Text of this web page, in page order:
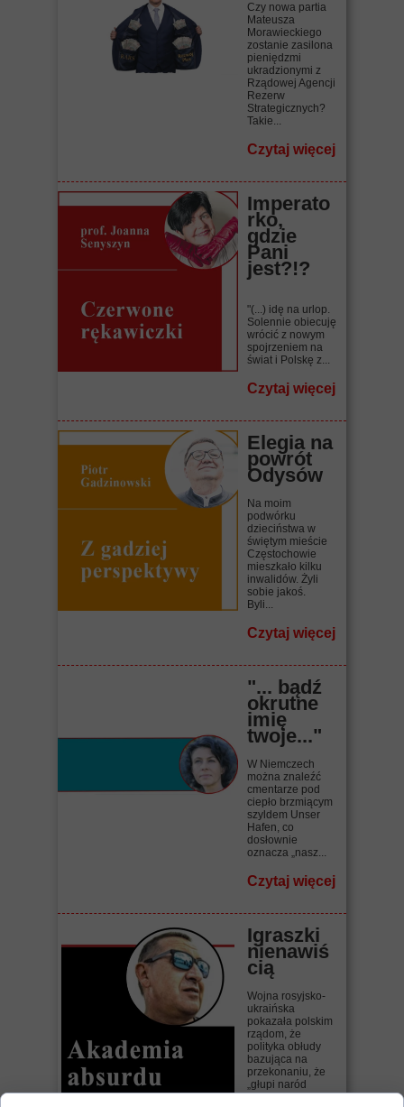
Czy nowa partia
Mateusza
Morawieckiego
zostanie zasilona
pieniędzmi
ukradzionymi z
Rządowej Agencji
Rezerw
Strategicznych?
Takie...
Czytaj więcej
Imperato
rko,
gdzie
Pani
jest?!?
"(...) idę na urlop.
Solennie obiecuję
wrócić z nowym
spojrzeniem na
świat i Polskę z...
Czytaj więcej
Elegia na
powrót
Odysów
Na moim
podwórku
dzieciństwa w
świętym mieście
Częstochowie
mieszkało kilku
inwalidów. Żyli
sobie jakoś.
Byli...
Czytaj więcej
"... bądź
okrutne
imię
twoje..."
W Niemczech
można znaleźć
cmentarze pod
ciepło brzmiącym
szyldem Unser
Hafen, co
dosłownie
oznacza „nasz...
Czytaj więcej
Igraszki
nienawiś
cią
Wojna rosyjsko-
ukraińska
pokazała polskim
rządom, że
polityka obłudy
bazująca na
przekonaniu, że
„głupi naród
wszystko...